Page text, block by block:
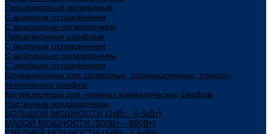
Прецизионные межрядные
С водяным охлаждением
С воздушным охлаждением
Прецизионные шкафные
С водяным охлаждением
С воздушным охлаждением
С двойным охлаждением
Кондиционеры для серверных, промышленных, электро-
технических шкафов
Кондиционеры для уличных климатических шкафов
Настенные кондиционеры
БОЛЬШОЙ МОЩНОСТИ (2кВт - 6,5кВт)
МАЛОЙ МОЩНОСТИ (500Вт – 800Вт)